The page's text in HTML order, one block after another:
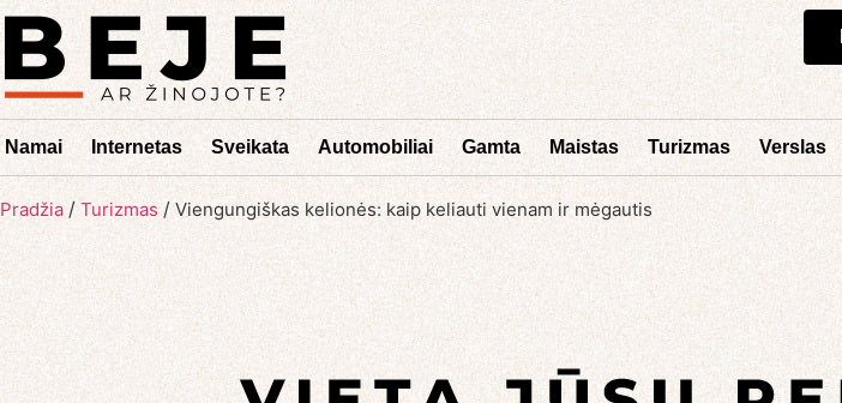
Namai Internetas Sveikata Automobiliai Gamta Maistas Turizmas Verslas
Pradžia / Turizmas / Viengungiškas kelionės: kaip keliauti vienam ir mėgautis